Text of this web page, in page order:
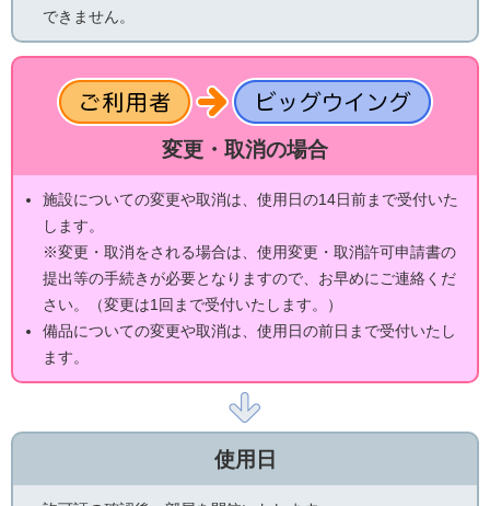
できません。
変更・取消の場合
施設についての変更や取消は、使用日の14日前まで受付いた
します。
※変更・取消をされる場合は、使用変更・取消許可申請書の
提出等の手続きが必要となりますので、お早めにご連絡くだ
さい。（変更は1回まで受付いたします。）
備品についての変更や取消は、使用日の前日まで受付いたし
ます。
使用日